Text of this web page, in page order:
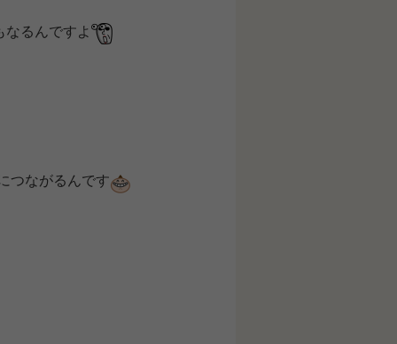
るんですよ
つながるんです